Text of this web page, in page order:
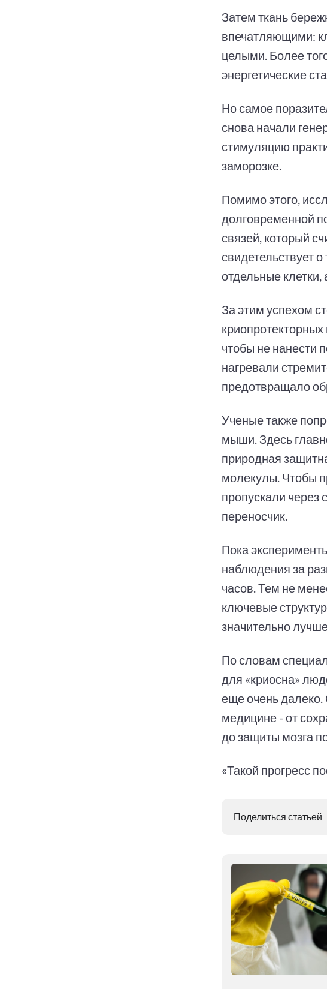
Затем ткань
впечатляющими:
целыми. Более
энергетические
Но самое
снова начали
стимуляцию
заморозке.
Помимо этого,
долговременной
связей, который
свидетельствует
отдельные
За этим успехом
чтобы не нанести
нагревали
предотвращало
Ученые также
мыши. Здесь
природная
молекулы. Чтобы
пропускали
переносчик.
Пока
наблюдения за
часов. Тем не
ключевые
значительно
По словам
для «криосна»
еще очень далеко.
медицине - от
до защиты мозга
«Такой прогресс
Поделиться статьей